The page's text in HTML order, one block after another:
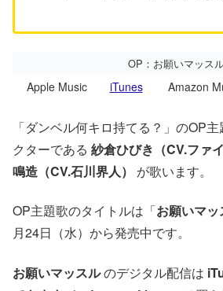
OP：お願いマッス
Apple Music iTunes Amazon
「ダンベル何キロ持てる？」のOP
クターである 紗倉ひびき（CV.ファ
鳴造（CV.石川界人）
が歌います。
OP主題歌のタイトルは「お願いマッ
月24日（水）から発売中です。
お願いマッスルのデジタル配信は